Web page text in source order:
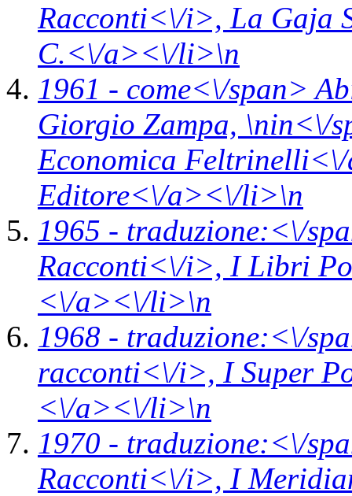
Racconti<\/i>, La Gaja
C.<\/a><\/li>\n
1961 - come<\/span>
Giorgio Zampa, \nin<\/
Economica
Editore<\/a><\/li>\n
1965 - traduzione:<\/
Racconti<\/i>, I Libri
<\/a><\/li>\n
1968 - traduzione:<\/
racconti<\/i>, I Super
<\/a><\/li>\n
1970 - traduzione:<\/
Racconti<\/i>, I